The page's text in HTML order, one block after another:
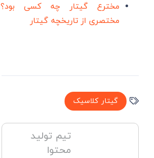
مخترع گیتار چه کسی بود؟
مختصری از تاریخچه گیتار
گیتار کلاسیک
تیم تولید
محتوا